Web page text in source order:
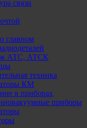
связи
главном
АТС, АТСК
техника
КМ
в приборах
приборы